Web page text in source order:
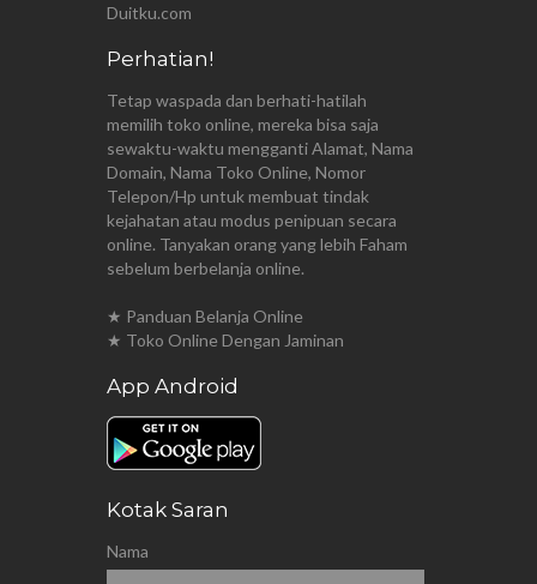
Duitku.com
Perhatian!
Tetap waspada dan berhati-hatilah
memilih toko online, mereka bisa saja
sewaktu-waktu mengganti Alamat, Nama
Domain, Nama Toko Online, Nomor
Telepon/Hp untuk membuat tindak
kejahatan atau modus penipuan secara
online. Tanyakan orang yang lebih Faham
sebelum berbelanja online.
★ Panduan Belanja Online
★ Toko Online Dengan Jaminan
App Android
Kotak Saran
Nama